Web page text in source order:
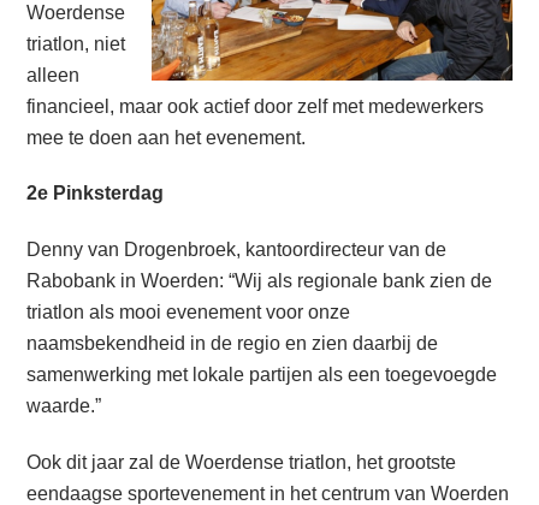
Woerdense
triatlon, niet
alleen
financieel, maar ook actief door zelf met medewerkers
mee te doen aan het evenement.
2e Pinksterdag
Denny van Drogenbroek, kantoordirecteur van de
Rabobank in Woerden: “Wij als regionale bank zien de
triatlon als mooi evenement voor onze
naamsbekendheid in de regio en zien daarbij de
samenwerking met lokale partijen als een toegevoegde
waarde.”
Ook dit jaar zal de Woerdense triatlon, het grootste
eendaagse sportevenement in het centrum van Woerden